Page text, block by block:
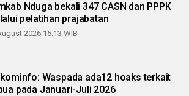
Nduga bekali 347 CASN dan PPPK
pelatihan prajabatan
2026 15:13 WIB
Waspada ada12 hoaks terkait
pada Januari-Juli 2026